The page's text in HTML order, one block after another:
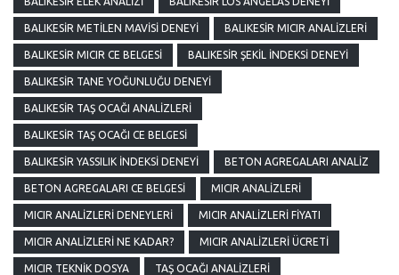
BALIKESIR METILEN MAVISI DENEYI BALIKESIR MICIR ANALIZLERI
BALIKESIR MICIR CE BELGESI BALIKESIR ŞEKIL İNDEKSI DENEYI
BALIKESIR TANE YOĞUNLUĞU DENEYI
BALIKESIR TAŞ OCAĞI ANALIZLERI
BALIKESIR TAŞ OCAĞI CE BELGESI
BALIKESIR YASSILIK İNDEKSI DENEYI BETON AGREGALARI ANALIZ
BETON AGREGALARI CE BELGESI MICIR ANALIZLERI
MICIR ANALIZLERI DENEYLERI MICIR ANALIZLERI FIYATI
MICIR ANALIZLERI NE KADAR? MICIR ANALIZLERI ÜCRETI
MICIR TEKNIK DOSYA TAŞ OCAĞI ANALIZLERI